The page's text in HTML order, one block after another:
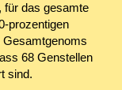
für das gesamte
prozentigen
Gesamtgenoms
68 Genstellen
sind.